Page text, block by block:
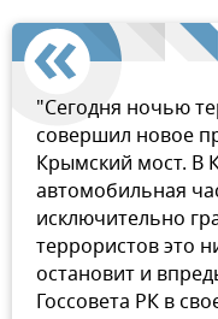
"Сегодня ночью
совершил новое
Крымский мост. В
автомобильная
исключительно
террористов это
остановит и
Госсовета РК в